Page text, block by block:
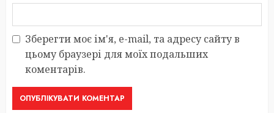
Зберегти моє ім'я, e-mail, та адресу сайту в
цьому браузері для моїх подальших
коментарів.